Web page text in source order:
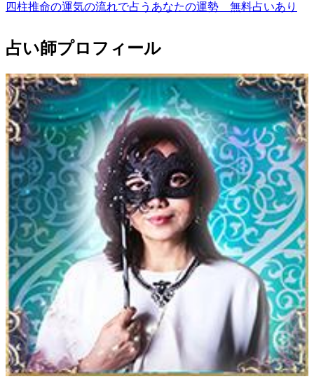
四柱推命の運気の流れで占うあなたの運勢 無料占いあり
占い師プロフィール